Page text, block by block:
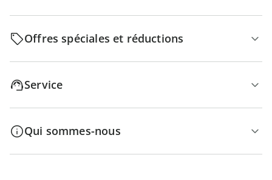
Offres spéciales et réductions
Service
Qui sommes-nous